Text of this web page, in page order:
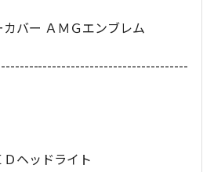
バー ＡＭＧエンブレム
Ｄヘッドライト